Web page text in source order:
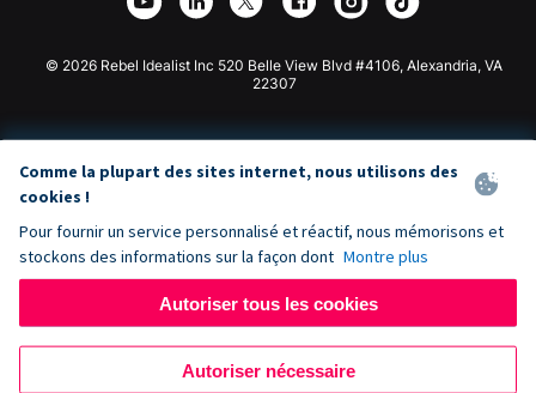
Bibliothèque
Don Joomla
© 2026 Rebel Idealist Inc 520 Belle View Blvd #4106, Alexandria, VA
22307
Comme la plupart des sites internet, nous utilisons des
cookies !
Pour fournir un service personnalisé et réactif, nous mémorisons et
stockons des informations sur la façon dont Montre plus
Autoriser tous les cookies
Autoriser nécessaire